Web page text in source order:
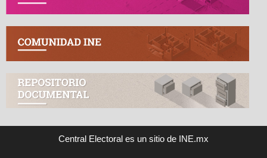
Central Electoral es un sitio de INE.mx